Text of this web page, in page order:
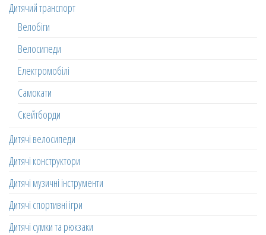
Дитячий транспорт
Велобіги
Велосипеди
Електромобілі
Самокати
Скейтборди
Дитячі велосипеди
Дитячі конструктори
Дитячі музичні інструменти
Дитячі спортивні ігри
Дитячі сумки та рюкзаки